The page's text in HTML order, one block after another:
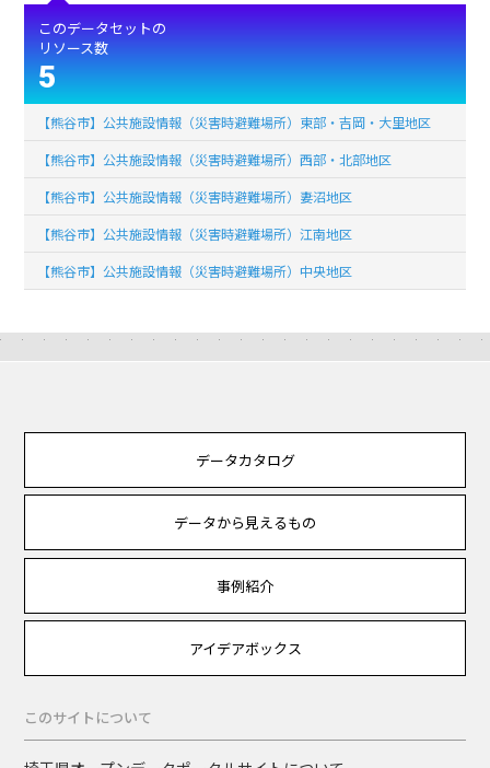
このデータセットの
リソース数
5
【熊谷市】公共施設情報（災害時避難場所）東部・吉岡・大里地区
【熊谷市】公共施設情報（災害時避難場所）西部・北部地区
【熊谷市】公共施設情報（災害時避難場所）妻沼地区
【熊谷市】公共施設情報（災害時避難場所）江南地区
【熊谷市】公共施設情報（災害時避難場所）中央地区
データカタログ
データから見えるもの
事例紹介
アイデアボックス
このサイトについて